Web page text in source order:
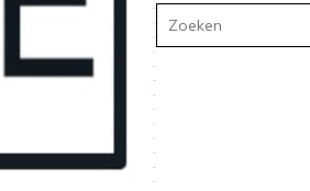
Zoeken